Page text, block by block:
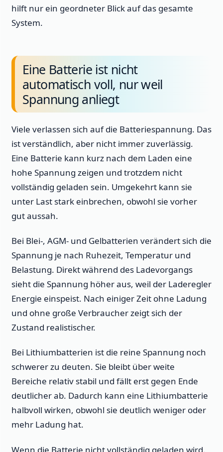
hilft nur ein geordneter Blick auf das gesamte
System.
Eine Batterie ist nicht
automatisch voll, nur weil
Spannung anliegt
Viele verlassen sich auf die Batteriespannung. Das
ist verständlich, aber nicht immer zuverlässig.
Eine Batterie kann kurz nach dem Laden eine
hohe Spannung zeigen und trotzdem nicht
vollständig geladen sein. Umgekehrt kann sie
unter Last stark einbrechen, obwohl sie vorher
gut aussah.
Bei Blei-, AGM- und Gelbatterien verändert sich die
Spannung je nach Ruhezeit, Temperatur und
Belastung. Direkt während des Ladevorgangs
sieht die Spannung höher aus, weil der Laderegler
Energie einspeist. Nach einiger Zeit ohne Ladung
und ohne große Verbraucher zeigt sich der
Zustand realistischer.
Bei Lithiumbatterien ist die reine Spannung noch
schwerer zu deuten. Sie bleibt über weite
Bereiche relativ stabil und fällt erst gegen Ende
deutlicher ab. Dadurch kann eine Lithiumbatterie
halbvoll wirken, obwohl sie deutlich weniger oder
mehr Ladung hat.
Wenn die Batterie nicht vollständig geladen wird,